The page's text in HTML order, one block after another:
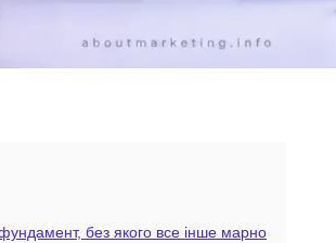
без якого все інше марно